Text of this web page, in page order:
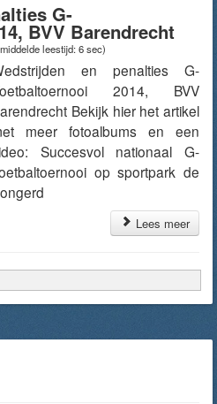
G-
BVV Barendrecht
leestijd: 6 sec)
en penalties G-
2014, BVV
Bekijk hier het artikel
meer fotoalbums en een
Succesvol nationaal G-
op sportpark de
Lees meer